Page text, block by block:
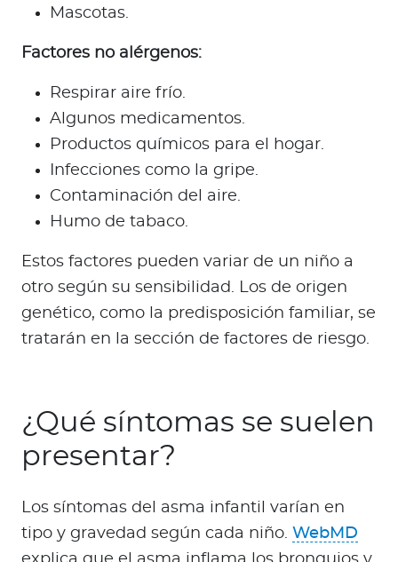
Mascotas.
Factores no alérgenos:
Respirar aire frío.
Algunos medicamentos.
Productos químicos para el hogar.
Infecciones como la gripe.
Contaminación del aire.
Humo de tabaco.
Estos factores pueden variar de un niño a
otro según su sensibilidad. Los de origen
genético, como la predisposición familiar, se
tratarán en la sección de factores de riesgo.
¿Qué síntomas se suelen
presentar?
Los síntomas del asma infantil varían en
tipo y gravedad según cada niño. WebMD